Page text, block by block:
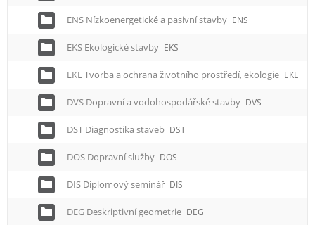
ENS Nízkoenergetické a pasivní stavby ENS
EKS Ekologické stavby EKS
EKL Tvorba a ochrana životního prostředí, ekologie EKL
DVS Dopravní a vodohospodářské stavby DVS
DST Diagnostika staveb DST
DOS Dopravní služby DOS
DIS Diplomový seminář DIS
DEG Deskriptivní geometrie DEG